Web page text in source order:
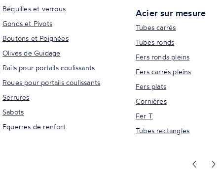
Béquilles et verrous
Gonds et Pivots
Boutons et Poignées
Olives de Guidage
Rails pour portails coulissants
Roues pour portails coulissants
Serrures
Sabots
Equerres de renfort
Acier sur mesure
Tubes carrés
Tubes ronds
Fers ronds pleins
Fers carrés pleins
Fers plats
Cornières
Fer T
Tubes rectangles